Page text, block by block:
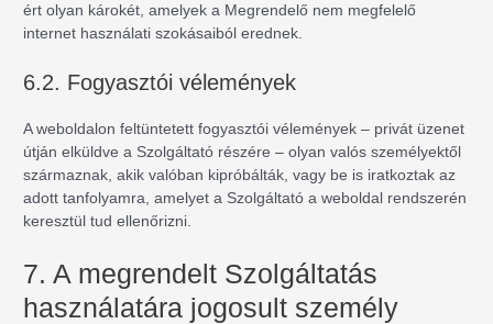
ért olyan károkét, amelyek a Megrendelő nem megfelelő
internet használati szokásaiból erednek.
6.2. Fogyasztói vélemények
A weboldalon feltüntetett fogyasztói vélemények – privát üzenet
útján elküldve a Szolgáltató részére – olyan valós személyektől
származnak, akik valóban kipróbálták, vagy be is iratkoztak az
adott tanfolyamra, amelyet a Szolgáltató a weboldal rendszerén
keresztül tud ellenőrizni.
7. A megrendelt Szolgáltatás
használatára jogosult személy